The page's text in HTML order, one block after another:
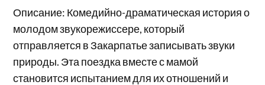
Описание: Комедийно-драматическая история о
молодом звукорежиссере, который
отправляется в Закарпатье записывать звуки
природы. Эта поездка вместе с мамой
становится испытанием для их отношений и